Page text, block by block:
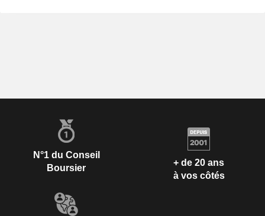
N°1 du Conseil
Boursier
+ de 20 ans
à vos côtés